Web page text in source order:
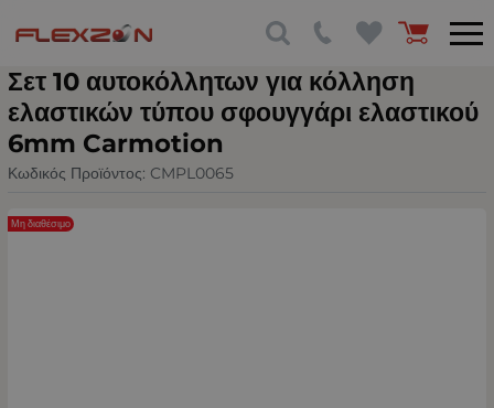
Σετ 10 αυτοκόλλητων για κόλληση
ελαστικών τύπου σφουγγάρι ελαστικού
6mm Carmotion
Κωδικός Προϊόντος: CMPL0065
Μη διαθέσιμο